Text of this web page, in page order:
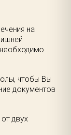
на
чтобы Вы
документов
двух